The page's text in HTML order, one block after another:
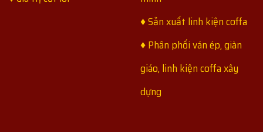
♦ Sản xuất linh kiện coffa
♦ Phân phối ván ép, giàn
giáo, linh kiện coffa xây
dựng